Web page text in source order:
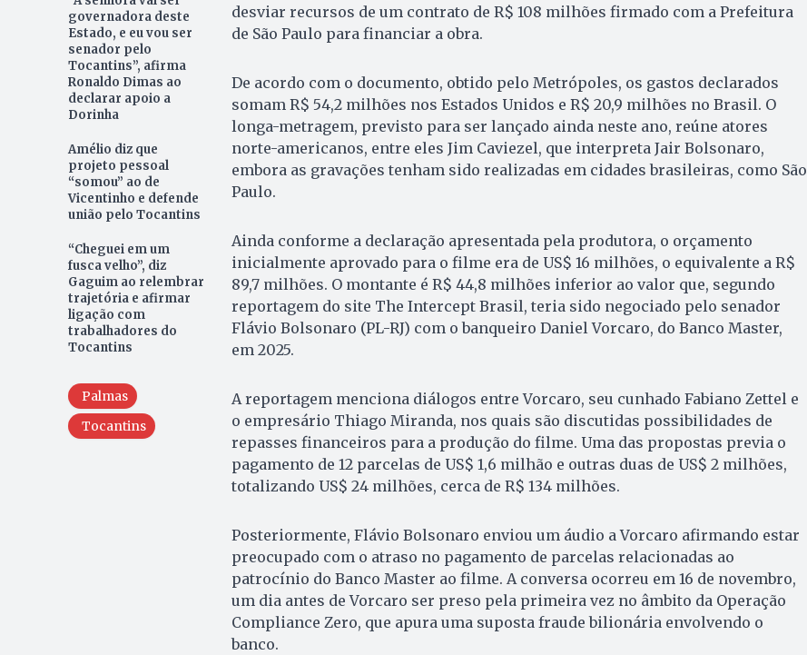
governadora deste
Estado, e eu vou ser
senador pelo
Tocantins”, afirma
Ronaldo Dimas ao
declarar apoio a
Dorinha
Amélio diz que
projeto pessoal
“somou” ao de
Vicentinho e defende
união pelo Tocantins
“Cheguei em um
fusca velho”, diz
Gaguim ao relembrar
trajetória e afirmar
ligação com
trabalhadores do
Tocantins
Palmas
Tocantins
desviar recursos de um contrato de R$ 108 milhões firmado com a Prefeitura
de São Paulo para financiar a obra.
De acordo com o documento, obtido pelo Metrópoles, os gastos declarados
somam R$ 54,2 milhões nos Estados Unidos e R$ 20,9 milhões no Brasil. O
longa-metragem, previsto para ser lançado ainda neste ano, reúne atores
norte-americanos, entre eles Jim Caviezel, que interpreta Jair Bolsonaro,
embora as gravações tenham sido realizadas em cidades brasileiras, como São
Paulo.
Ainda conforme a declaração apresentada pela produtora, o orçamento
inicialmente aprovado para o filme era de US$ 16 milhões, o equivalente a R$
89,7 milhões. O montante é R$ 44,8 milhões inferior ao valor que, segundo
reportagem do site The Intercept Brasil, teria sido negociado pelo senador
Flávio Bolsonaro (PL-RJ) com o banqueiro Daniel Vorcaro, do Banco Master,
em 2025.
A reportagem menciona diálogos entre Vorcaro, seu cunhado Fabiano Zettel e
o empresário Thiago Miranda, nos quais são discutidas possibilidades de
repasses financeiros para a produção do filme. Uma das propostas previa o
pagamento de 12 parcelas de US$ 1,6 milhão e outras duas de US$ 2 milhões,
totalizando US$ 24 milhões, cerca de R$ 134 milhões.
Posteriormente, Flávio Bolsonaro enviou um áudio a Vorcaro afirmando estar
preocupado com o atraso no pagamento de parcelas relacionadas ao
patrocínio do Banco Master ao filme. A conversa ocorreu em 16 de novembro,
um dia antes de Vorcaro ser preso pela primeira vez no âmbito da Operação
Compliance Zero, que apura uma suposta fraude bilionária envolvendo o
banco.